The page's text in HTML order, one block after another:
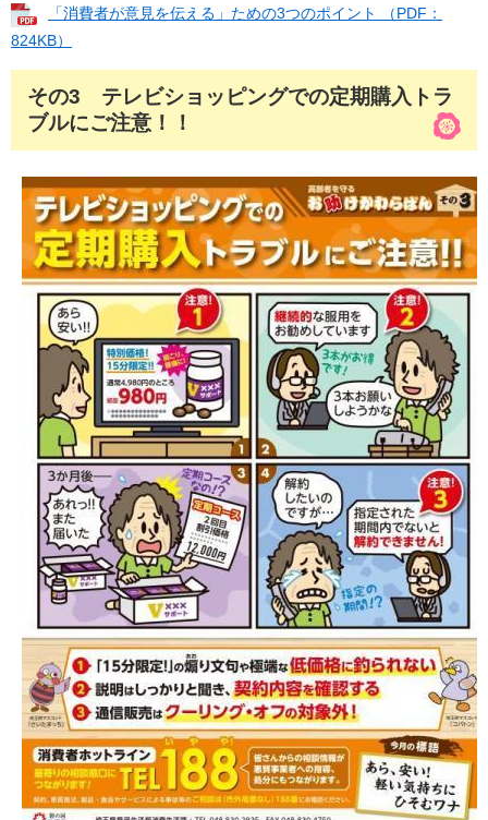
「消費者が意見を伝える」ための3つのポイント （PDF：
824KB）
その3 テレビショッピングでの定期購入トラ
ブルにご注意！！